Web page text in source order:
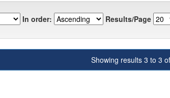
In order: Results/Page
Showing results 3 to 3